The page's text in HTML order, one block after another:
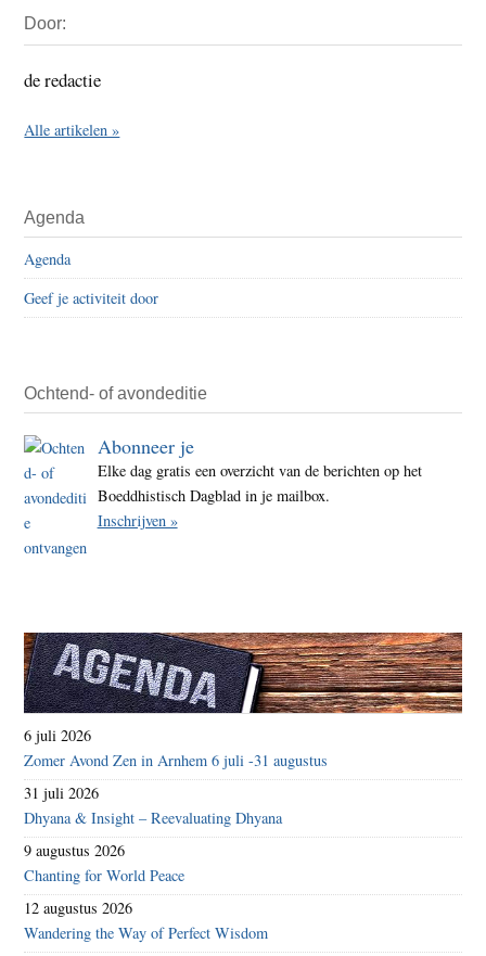
Sidebar
Door:
de redactie
Alle artikelen »
Agenda
Agenda
Geef je activiteit door
Ochtend- of avondeditie
Abonneer je
Elke dag gratis een overzicht van de berichten op het
Boeddhistisch Dagblad in je mailbox.
Inschrijven »
6 juli 2026
Zomer Avond Zen in Arnhem 6 juli -31 augustus
31 juli 2026
Dhyana & Insight – Reevaluating Dhyana
9 augustus 2026
Chanting for World Peace
12 augustus 2026
Wandering the Way of Perfect Wisdom